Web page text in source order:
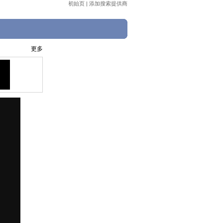
初始页 | 添加搜索提供商
更多